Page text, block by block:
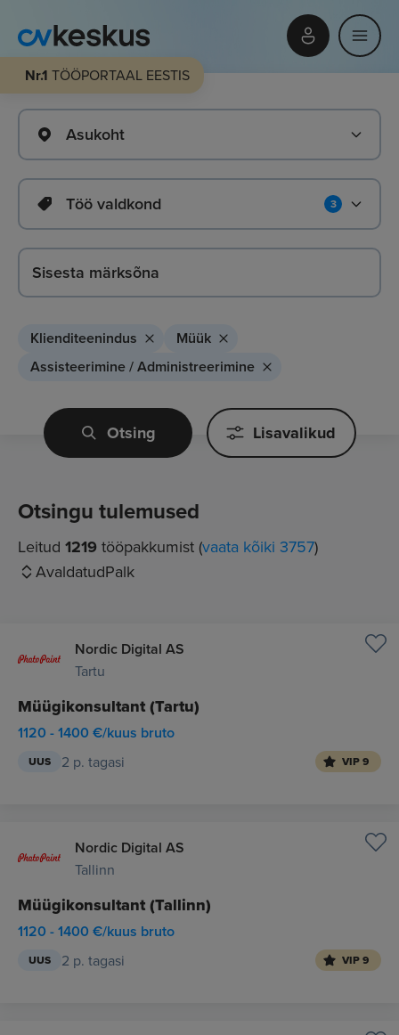
Nr.1 TÖÖPORTAAL EESTIS
Asukoht
Töö valdkond 3
Klienditeenindus
Müük
Assisteerimine / Administreerimine
Otsing Lisavalikud
Otsingu tulemused
Leitud 1219 tööpakkumist (vaata kõiki 3757)
AvaldatudPalk
Nordic Digital AS
Tartu
Müügikonsultant (Tartu)
1120 - 1400 €/kuus bruto
UUS 2 p. tagasi VIP 9
Nordic Digital AS
Tallinn
Müügikonsultant (Tallinn)
1120 - 1400 €/kuus bruto
UUS 2 p. tagasi VIP 9